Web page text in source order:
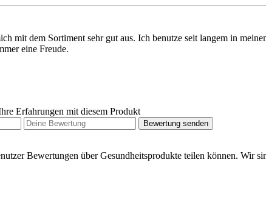
mit dem Sortiment sehr gut aus. Ich benutze seit langem in
eine Freude.
Erfahrungen mit diesem Produkt
Bewertung senden
Bewertungen über Gesundheitsprodukte teilen können. Wir